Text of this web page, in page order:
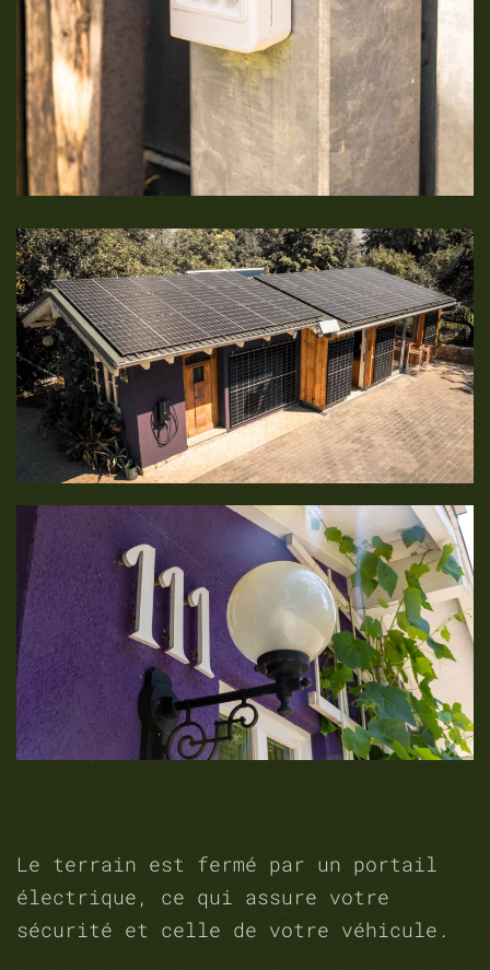
Le terrain est fermé par un portail
électrique, ce qui assure votre
sécurité et celle de votre véhicule.